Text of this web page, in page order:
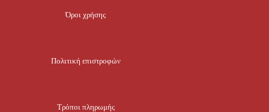
Όροι χρήσης
Πολιτική επιστροφών
Τρόποι πληρωμής